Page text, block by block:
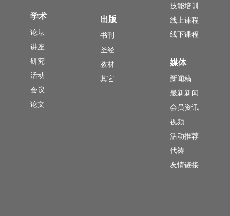
学术
论坛
讲座
研究
活动
会议
论文
出版
书刊
圣经
教材
其它
技能培训
线上课程
线下课程
媒体
新闻稿
最新新闻
会员资讯
视频
活动推荐
代祷
友情链接